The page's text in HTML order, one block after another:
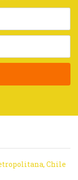
Chile